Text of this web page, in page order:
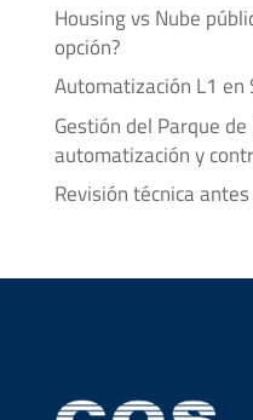
Housing vs Nube
opción?
Automatización L1 en
Gestión del Parque
automatización y
Revisión técnica